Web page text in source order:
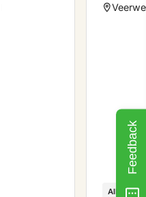
Alle
Feedback